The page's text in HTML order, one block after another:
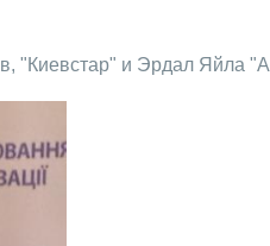
"Киевстар" и Эрдал Яйла